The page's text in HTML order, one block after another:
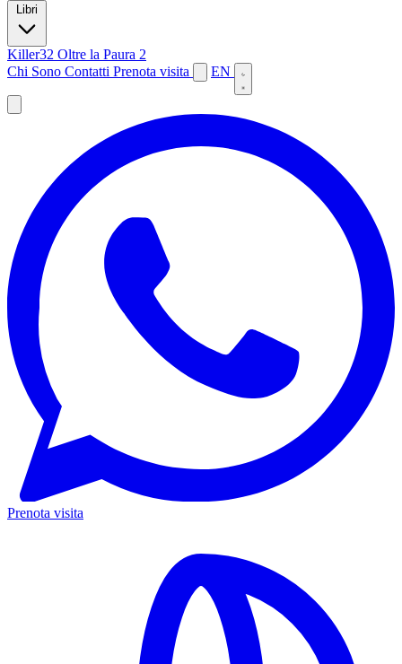
Killer32 Oltre la Paura 2
Chi Sono Contatti Prenota visita EN
Prenota visita